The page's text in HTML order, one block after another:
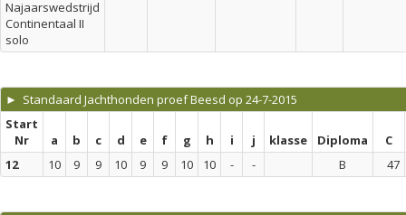
Najaarswedstrijd
Continentaal II
solo
► Standaard Jachthonden proef Beesd op 24-7-2015
Start
Nr
a b c d e f g h i j klasse Diploma
C
12
10 9 9 10 9 9 10 10 - - B 47